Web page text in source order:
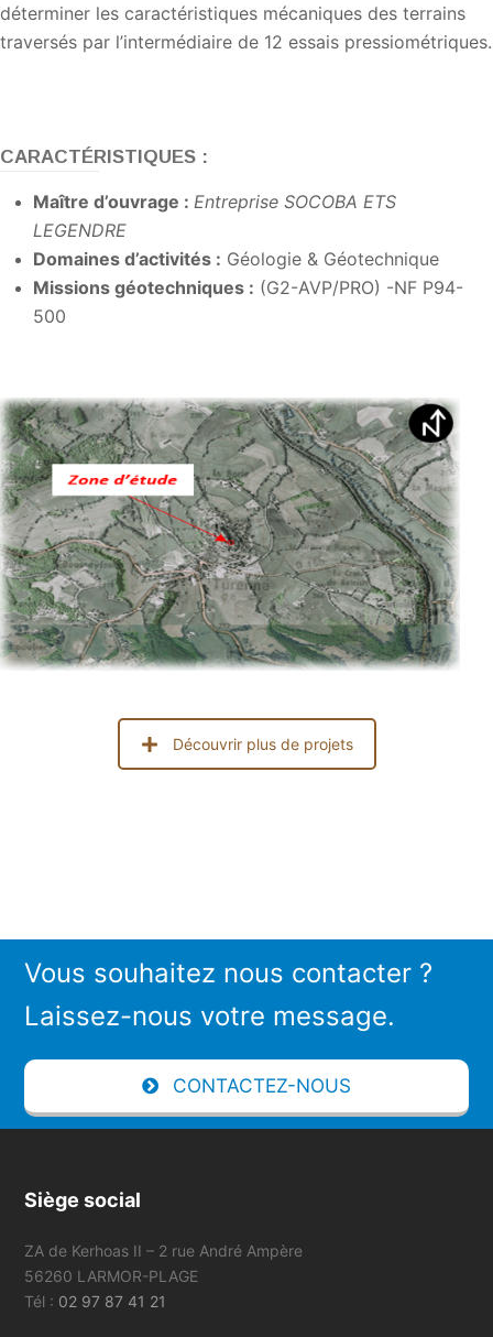
déterminer les caractéristiques mécaniques des terrains
traversés par l’intermédiaire de 12 essais pressiométriques.
CARACTÉRISTIQUES :
Maître d’ouvrage : Entreprise SOCOBA ETS
LEGENDRE
Domaines d’activités : Géologie & Géotechnique
Missions géotechniques : (G2-AVP/PRO) -NF P94-
500
Découvrir plus de projets
Vous souhaitez nous contacter ?
Laissez-nous votre message.
CONTACTEZ-NOUS
Siège social
ZA de Kerhoas II – 2 rue André Ampère
56260 LARMOR-PLAGE
Tél : 02 97 87 41 21